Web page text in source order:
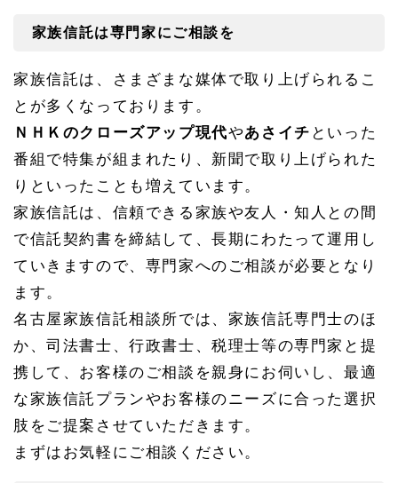
へ
1
家族
信託
は専
にご
を
1.
2
屋市
る不
を家
族信
託で
信託
1.
2.
家族信託は専門家にご相談を
家族信託は、さまざまな媒体で取り上げられるこ
とが多くなっております。
ＮＨＫのクローズアップ現代やあさイチ といった
番組で特集が組まれたり、新聞で取り上げられた
りといったことも増えています。
家族信託は、信頼できる家族や友人・知人との間
で信託契約書を締結して、長期にわたって運用し
ていきますので、専門家へのご相談が必要となり
ます。
名古屋家族信託相談所では、家族信託専門士のほ
か、司法書士、行政書士、税理士等の専門家と提
携して、お客様のご相談を親身にお伺いし、最適
な家族信託プランやお客様のニーズに合った選択
肢をご提案させていただきます。
まずはお気軽にご相談ください。